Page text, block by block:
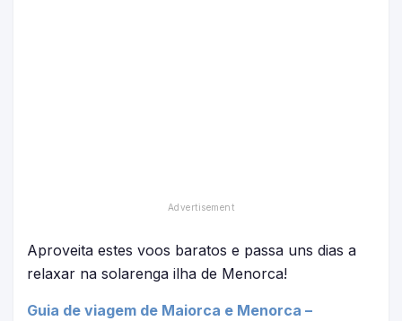
Aproveita estes voos baratos e passa uns dias a
relaxar na solarenga ilha de Menorca!
Guia de viagem de Maiorca e Menorca –